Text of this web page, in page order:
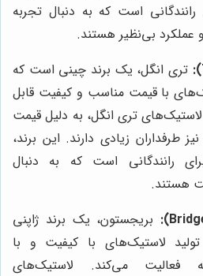
رانندگانی است که به دنبال تجربه
عملکرد بی‌نظیر هستند.
تری انگل، یک برند چینی است که
با قیمت مناسب و کیفیت قابل
تری انگل، به دلیل قیمت
نیز طرفداران زیادی دارند. این برند،
رانندگانی است که به دنبال
هستند.
بریجستون، یک برند ژاپنی
لاستیک‌های با کیفیت و با
فعالیت می‌کند. لاستیک‌های